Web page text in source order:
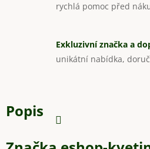
rychlá pomoc před
Exkluzivní značka a
unikátní nabídka,
Popis